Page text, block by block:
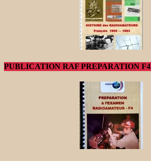
PUBLICATION RAF PREPARATION F4